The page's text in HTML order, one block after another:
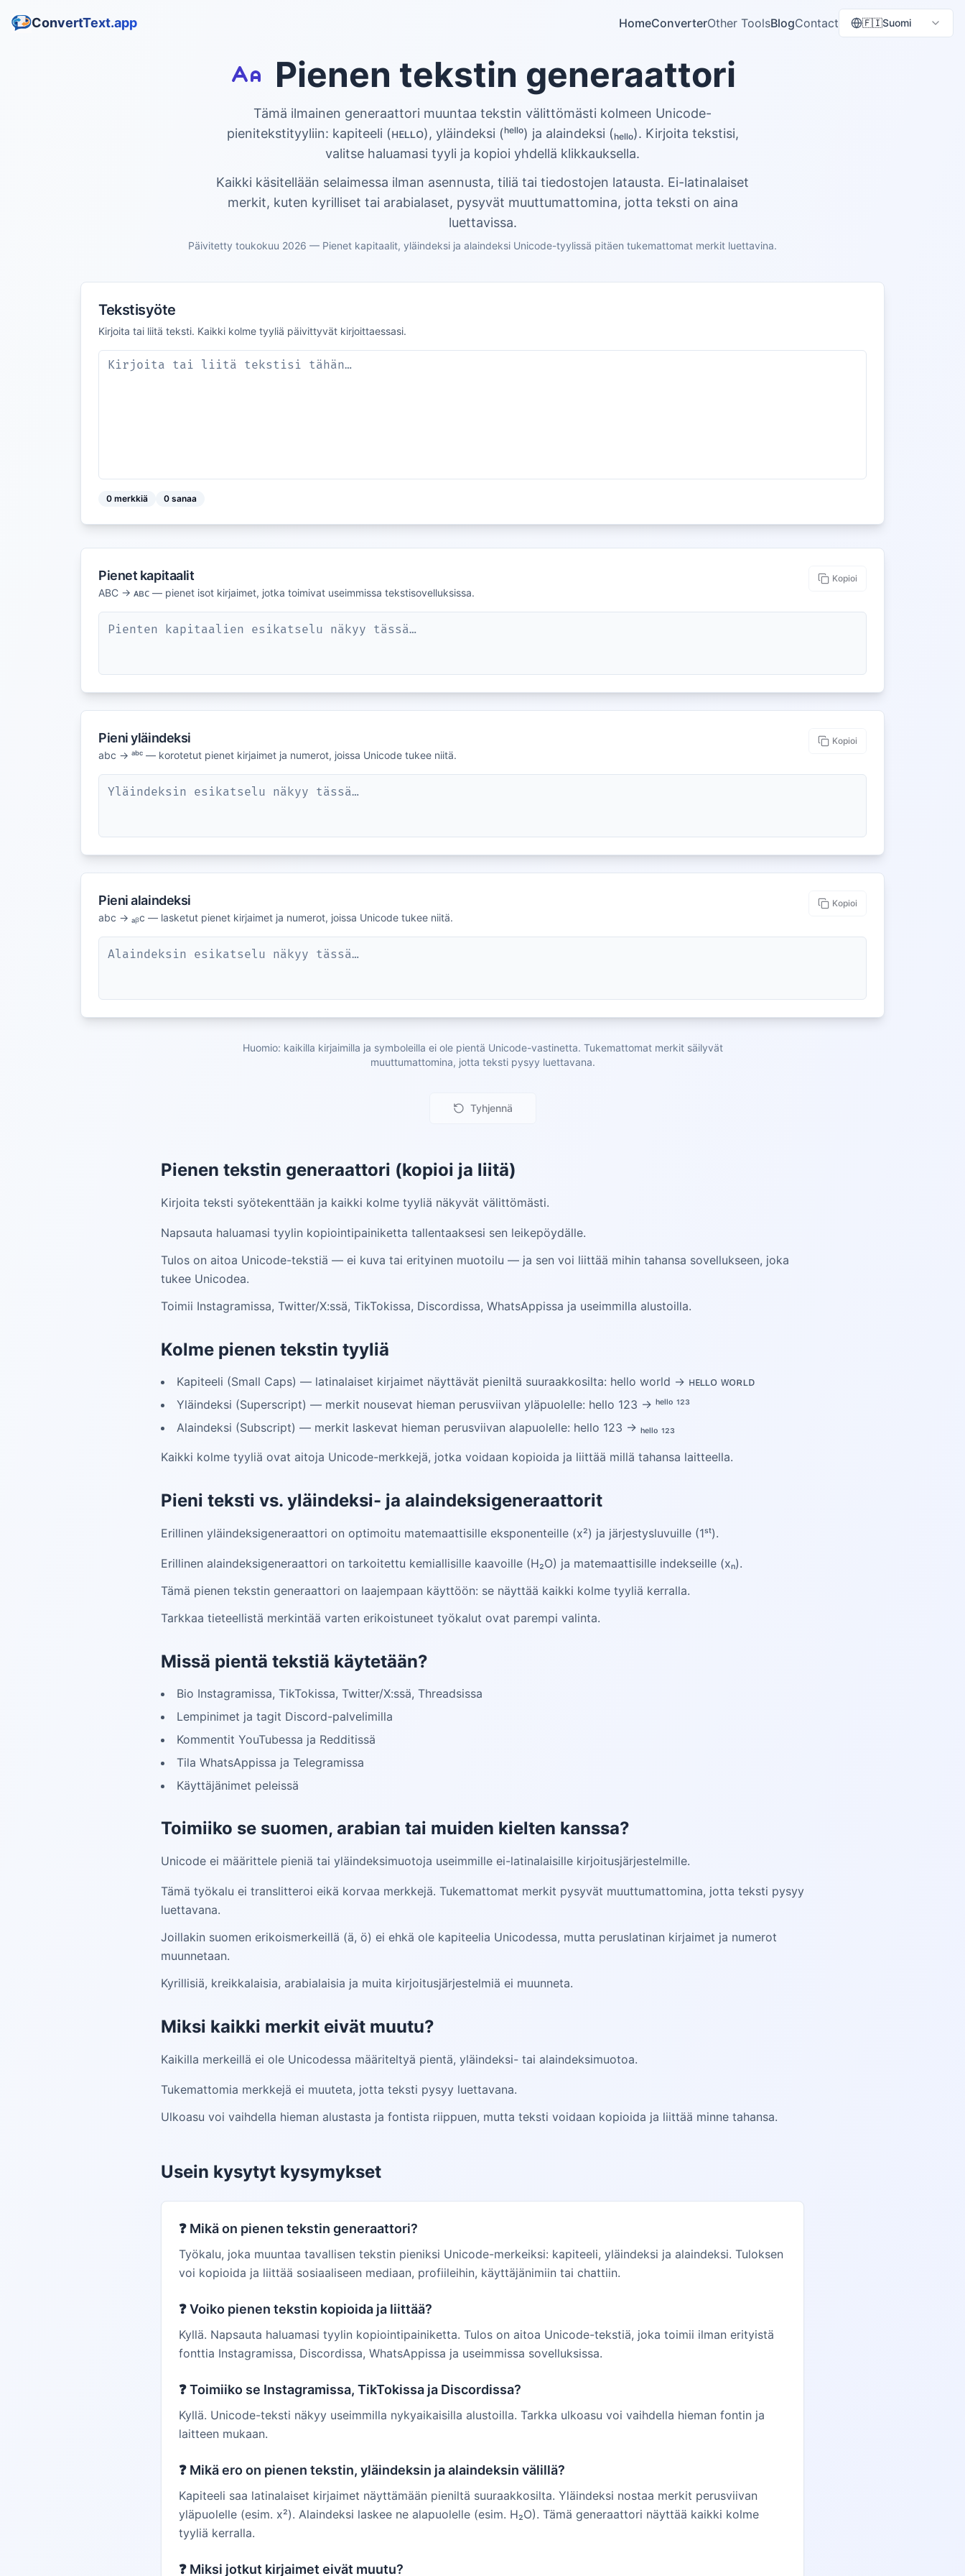
ConvertText.app HomeConverterOther ToolsBlogContact 🇫🇮Suomi
Pienen tekstin generaattori
Tämä ilmainen generaattori muuntaa tekstin välittömästi kolmeen Unicode-
pienitekstityyliin: kapiteeli (ʜᴇʟʟᴏ), yläindeksi (ʰᵉˡˡᵒ) ja alaindeksi (ₕₑₗₗₒ). Kirjoita tekstisi,
valitse haluamasi tyyli ja kopioi yhdellä klikkauksella.
Kaikki käsitellään selaimessa ilman asennusta, tiliä tai tiedostojen latausta. Ei-latinalaiset
merkit, kuten kyrilliset tai arabialaset, pysyvät muuttumattomina, jotta teksti on aina
luettavissa.
Päivitetty toukokuu 2026 — Pienet kapitaalit, yläindeksi ja alaindeksi Unicode-tyylissä pitäen tukemattomat merkit luettavina.
Tekstisyöte
Kirjoita tai liitä teksti. Kaikki kolme tyyliä päivittyvät kirjoittaessasi.
0 merkkiä 0 sanaa
Pienet kapitaalit
ABC → ᴀʙᴄ — pienet isot kirjaimet, jotka toimivat useimmissa tekstisovelluksissa.
Kopioi
Pienten kapitaalien esikatselu näkyy tässä…
Pieni yläindeksi
abc → ᵃᵇᶜ — korotetut pienet kirjaimet ja numerot, joissa Unicode tukee niitä.
Kopioi
Yläindeksin esikatselu näkyy tässä…
Pieni alaindeksi
abc → ₐᵦc — lasketut pienet kirjaimet ja numerot, joissa Unicode tukee niitä.
Kopioi
Alaindeksin esikatselu näkyy tässä…
Huomio: kaikilla kirjaimilla ja symboleilla ei ole pientä Unicode-vastinetta. Tukemattomat merkit säilyvät
muuttumattomina, jotta teksti pysyy luettavana.
Tyhjennä
Pienen tekstin generaattori (kopioi ja liitä)
Kirjoita teksti syötekenttään ja kaikki kolme tyyliä näkyvät välittömästi.
Napsauta haluamasi tyylin kopiointipainiketta tallentaaksesi sen leikepöydälle.
Tulos on aitoa Unicode-tekstiä — ei kuva tai erityinen muotoilu — ja sen voi liittää mihin tahansa sovellukseen, joka
tukee Unicodea.
Toimii Instagramissa, Twitter/X:ssä, TikTokissa, Discordissa, WhatsAppissa ja useimmilla alustoilla.
Kolme pienen tekstin tyyliä
Kapiteeli (Small Caps) — latinalaiset kirjaimet näyttävät pieniltä suuraakkosilta: hello world → ʜᴇʟʟᴏ ᴡᴏʀʟᴅ
Yläindeksi (Superscript) — merkit nousevat hieman perusviivan yläpuolelle: hello 123 → ʰᵉˡˡᵒ ¹²³
Alaindeksi (Subscript) — merkit laskevat hieman perusviivan alapuolelle: hello 123 → ₕₑₗₗₒ ₁₂₃
Kaikki kolme tyyliä ovat aitoja Unicode-merkkejä, jotka voidaan kopioida ja liittää millä tahansa laitteella.
Pieni teksti vs. yläindeksi- ja alaindeksigeneraattorit
Erillinen yläindeksigeneraattori on optimoitu matemaattisille eksponenteille (x²) ja järjestysluvuille (1ˢᵗ).
Erillinen alaindeksigeneraattori on tarkoitettu kemiallisille kaavoille (H₂O) ja matemaattisille indekseille (xₙ).
Tämä pienen tekstin generaattori on laajempaan käyttöön: se näyttää kaikki kolme tyyliä kerralla.
Tarkkaa tieteellistä merkintää varten erikoistuneet työkalut ovat parempi valinta.
Missä pientä tekstiä käytetään?
Bio Instagramissa, TikTokissa, Twitter/X:ssä, Threadsissa
Lempinimet ja tagit Discord-palvelimilla
Kommentit YouTubessa ja Redditissä
Tila WhatsAppissa ja Telegramissa
Käyttäjänimet peleissä
Toimiiko se suomen, arabian tai muiden kielten kanssa?
Unicode ei määrittele pieniä tai yläindeksimuotoja useimmille ei-latinalaisille kirjoitusjärjestelmille.
Tämä työkalu ei translitteroi eikä korvaa merkkejä. Tukemattomat merkit pysyvät muuttumattomina, jotta teksti pysyy
luettavana.
Joillakin suomen erikoismerkeillä (ä, ö) ei ehkä ole kapiteelia Unicodessa, mutta peruslatinan kirjaimet ja numerot
muunnetaan.
Kyrillisiä, kreikkalaisia, arabialaisia ja muita kirjoitusjärjestelmiä ei muunneta.
Miksi kaikki merkit eivät muutu?
Kaikilla merkeillä ei ole Unicodessa määriteltyä pientä, yläindeksi- tai alaindeksimuotoa.
Tukemattomia merkkejä ei muuteta, jotta teksti pysyy luettavana.
Ulkoasu voi vaihdella hieman alustasta ja fontista riippuen, mutta teksti voidaan kopioida ja liittää minne tahansa.
Usein kysytyt kysymykset
❓ Mikä on pienen tekstin generaattori?
Työkalu, joka muuntaa tavallisen tekstin pieniksi Unicode-merkeiksi: kapiteeli, yläindeksi ja alaindeksi. Tuloksen
voi kopioida ja liittää sosiaaliseen mediaan, profiileihin, käyttäjänimiin tai chattiin.
❓Voiko pienen tekstin kopioida ja liittää?
Kyllä. Napsauta haluamasi tyylin kopiointipainiketta. Tulos on aitoa Unicode-tekstiä, joka toimii ilman erityistä
fonttia Instagramissa, Discordissa, WhatsAppissa ja useimmissa sovelluksissa.
❓Toimiiko se Instagramissa, TikTokissa ja Discordissa?
Kyllä. Unicode-teksti näkyy useimmilla nykyaikaisilla alustoilla. Tarkka ulkoasu voi vaihdella hieman fontin ja
laitteen mukaan.
❓ Mikä ero on pienen tekstin, yläindeksin ja alaindeksin välillä?
Kapiteeli saa latinalaiset kirjaimet näyttämään pieniltä suuraakkosilta. Yläindeksi nostaa merkit perusviivan
yläpuolelle (esim. x²). Alaindeksi laskee ne alapuolelle (esim. H₂O). Tämä generaattori näyttää kaikki kolme
tyyliä kerralla.
❓ Miksi jotkut kirjaimet eivät muutu?